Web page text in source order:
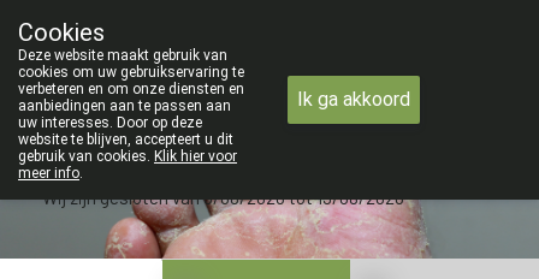
09 228 32 36
Wij zijn gesloten van 3/08/2026 tot 19/08/2026
Cookies
Deze website maakt gebruik van
cookies om uw gebruikservaring te
verbeteren en om onze diensten en
aanbiedingen aan te passen aan
uw interesses. Door op deze
website te blijven, accepteert u dit
gebruik van cookies. Klik hier voor
meer info.
Ik ga akkoord